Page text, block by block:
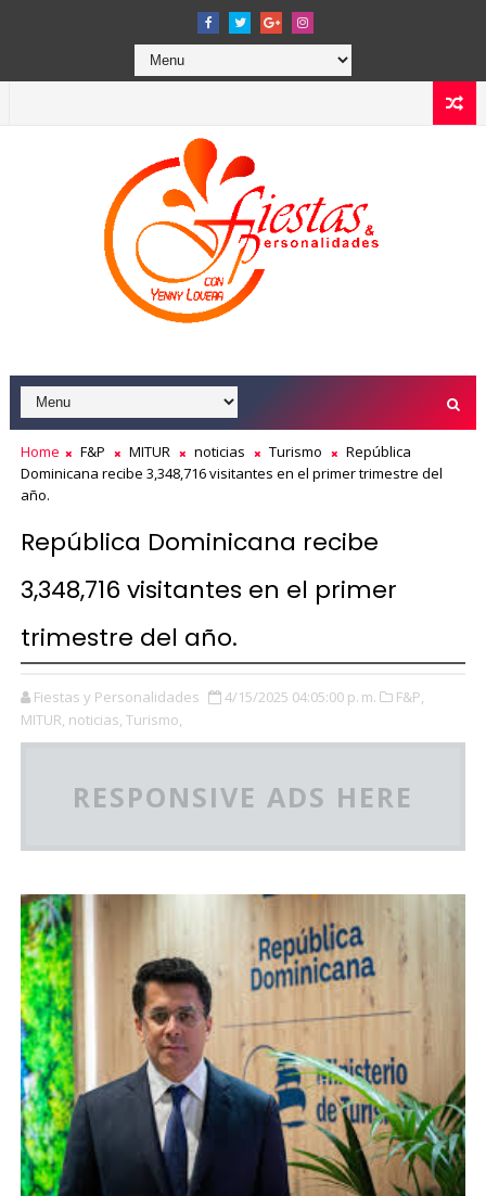
Home F&P MITUR noticias Turismo
República
Dominicana recibe 3,348,716 visitantes en el primer trimestre del
año.
República Dominicana recibe
3,348,716 visitantes en el primer
trimestre del año.
Fiestas y Personalidades 4/15/2025 04:05:00 p. m.
F&P,
MITUR, noticias, Turismo,
RESPONSIVE ADS HERE